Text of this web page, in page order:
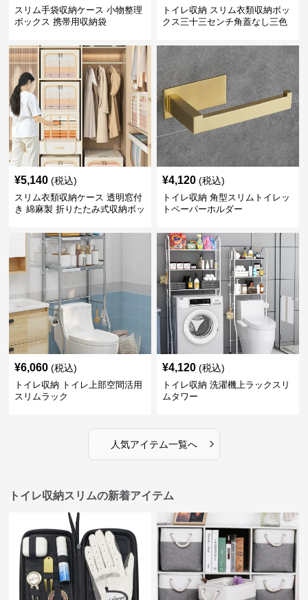
スリム手袋収納ケース 小物整理
ボックス 携帯用収納袋
トイレ収納 スリム衣類収納ボッ
クス三十三センチ角蓋なし三色
¥5,140 (税込)
スリム衣類収納ケース 透明窓付
き 綿麻製 折りたたみ式収納ボッ
¥4,120 (税込)
トイレ収納 角型スリムトイレッ
トペーパーホルダー
¥6,060 (税込)
トイレ収納 トイレ上部空間活用
スリムラック
¥4,120 (税込)
トイレ収納 洗濯機上ラックスリ
ムタワー
人気アイテム一覧へ ›
トイレ収納スリムの新着アイテム